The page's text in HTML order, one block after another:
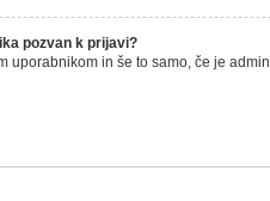
pozvan k prijavi?
in še to samo, če je